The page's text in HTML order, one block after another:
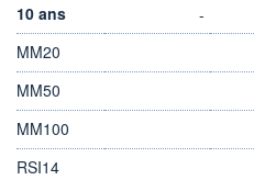
10 ans
-
MM20
MM50
MM100
RSI14